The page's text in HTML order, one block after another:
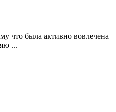
что была активно вовлечена
...